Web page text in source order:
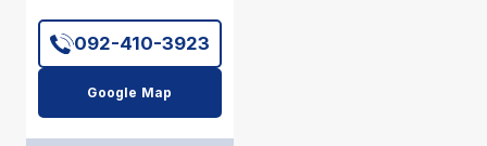
092-410-3923
Google Map